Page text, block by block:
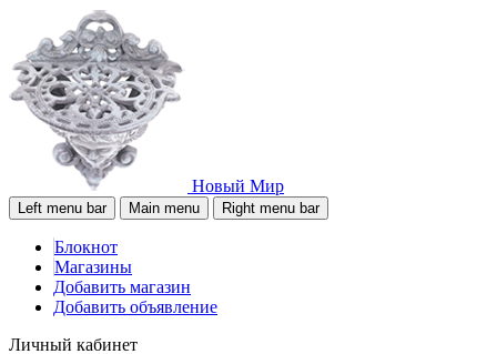
Новый Мир
Left menu bar Main menu Right menu bar
Блокнот
Магазины
Добавить магазин
Добавить объявление
Личный кабинет